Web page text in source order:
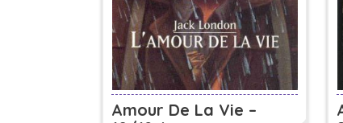
Amour De La Vie –